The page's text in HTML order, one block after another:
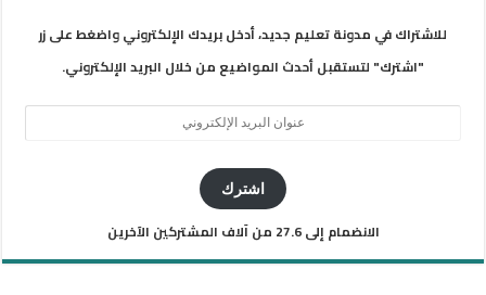
للاشتراك في مدونة تعليم جديد، أدخل بريدك الإلكتروني واضغط على زر
"اشترك" لتستقبل أحدث المواضيع من خلال البريد الإلكتروني.
اشترك
الانضمام إلى 27.6 من آلاف المشتركين الآخرين